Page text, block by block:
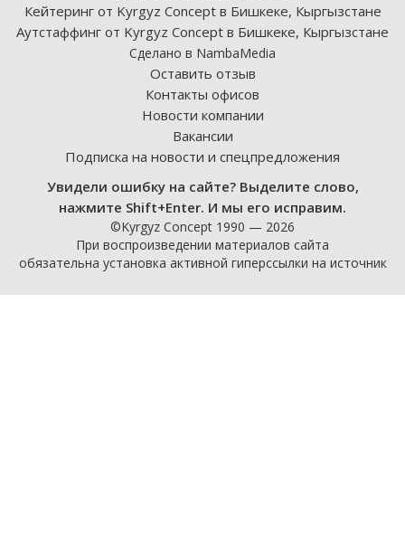
Кейтеринг от Kyrgyz Concept в Бишкеке, Кыргызстане
Аутстаффинг от Kyrgyz Concept в Бишкеке, Кыргызстане
Сделано в NambaMedia
Оставить отзыв
Контакты офисов
Новости компании
Вакансии
Подписка на новости и спецпредложения
Увидели ошибку на сайте? Выделите слово,
нажмите Shift+Enter. И мы его исправим.
©Kyrgyz Concept 1990 — 2026
При воспроизведении материалов сайта
обязательна установка активной гиперссылки на источник